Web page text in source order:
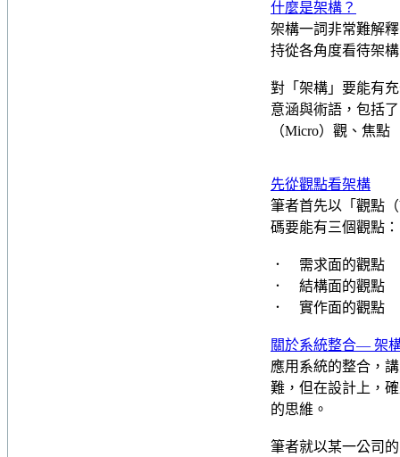
什麼是架構？
架構一詞非常難解
持從各角度看待架
對「架構」要能有
意涵與術語，包括
（Micro）觀、焦點
先從觀點看架構
筆者首先以「觀點
碼要能有三個觀點：
． 需求面的觀點
． 結構面的觀點
． 實作面的觀點
關於系統整合— 架
應用系統的整合，
難，但在設計上，
的思維。
筆者就以某一公司